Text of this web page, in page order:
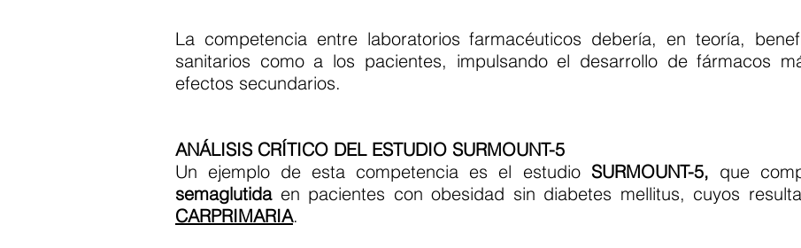
La competencia entre laboratorios farmacéuticos debería, en teoría,
sanitarios como a los pacientes, impulsando el desarrollo de fármacos
efectos secundarios.
ANÁLISIS CRÍTICO DEL ESTUDIO SURMOUNT-5
Un ejemplo de esta competencia es el estudio SURMOUNT-5, que
semaglutidaen pacientes con obesidad sin diabetes mellitus, cuyos
CARPRIMARIA.